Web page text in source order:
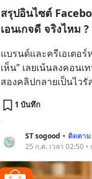
สรุปอินไซต์
เอนเกจดี จริงไหม ?
แบรนด์และครีเอเตอร์
เห็น” เลยเน้นลงคอน
สองคลิปกลายเป็นไว
1 บันทึก
ST sogood • ติดตาม
25 ก.ค. เวลา 02:50 •